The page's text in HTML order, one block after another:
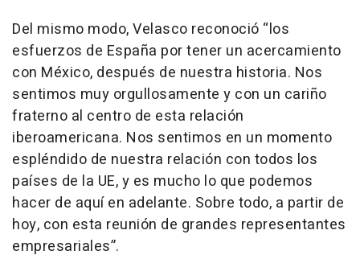
Del mismo modo, Velasco reconoció “los
esfuerzos de España por tener un acercamiento
con México, después de nuestra historia. Nos
sentimos muy orgullosamente y con un cariño
fraterno al centro de esta relación
iberoamericana. Nos sentimos en un momento
espléndido de nuestra relación con todos los
países de la UE, y es mucho lo que podemos
hacer de aquí en adelante. Sobre todo, a partir de
hoy, con esta reunión de grandes representantes
empresariales”.